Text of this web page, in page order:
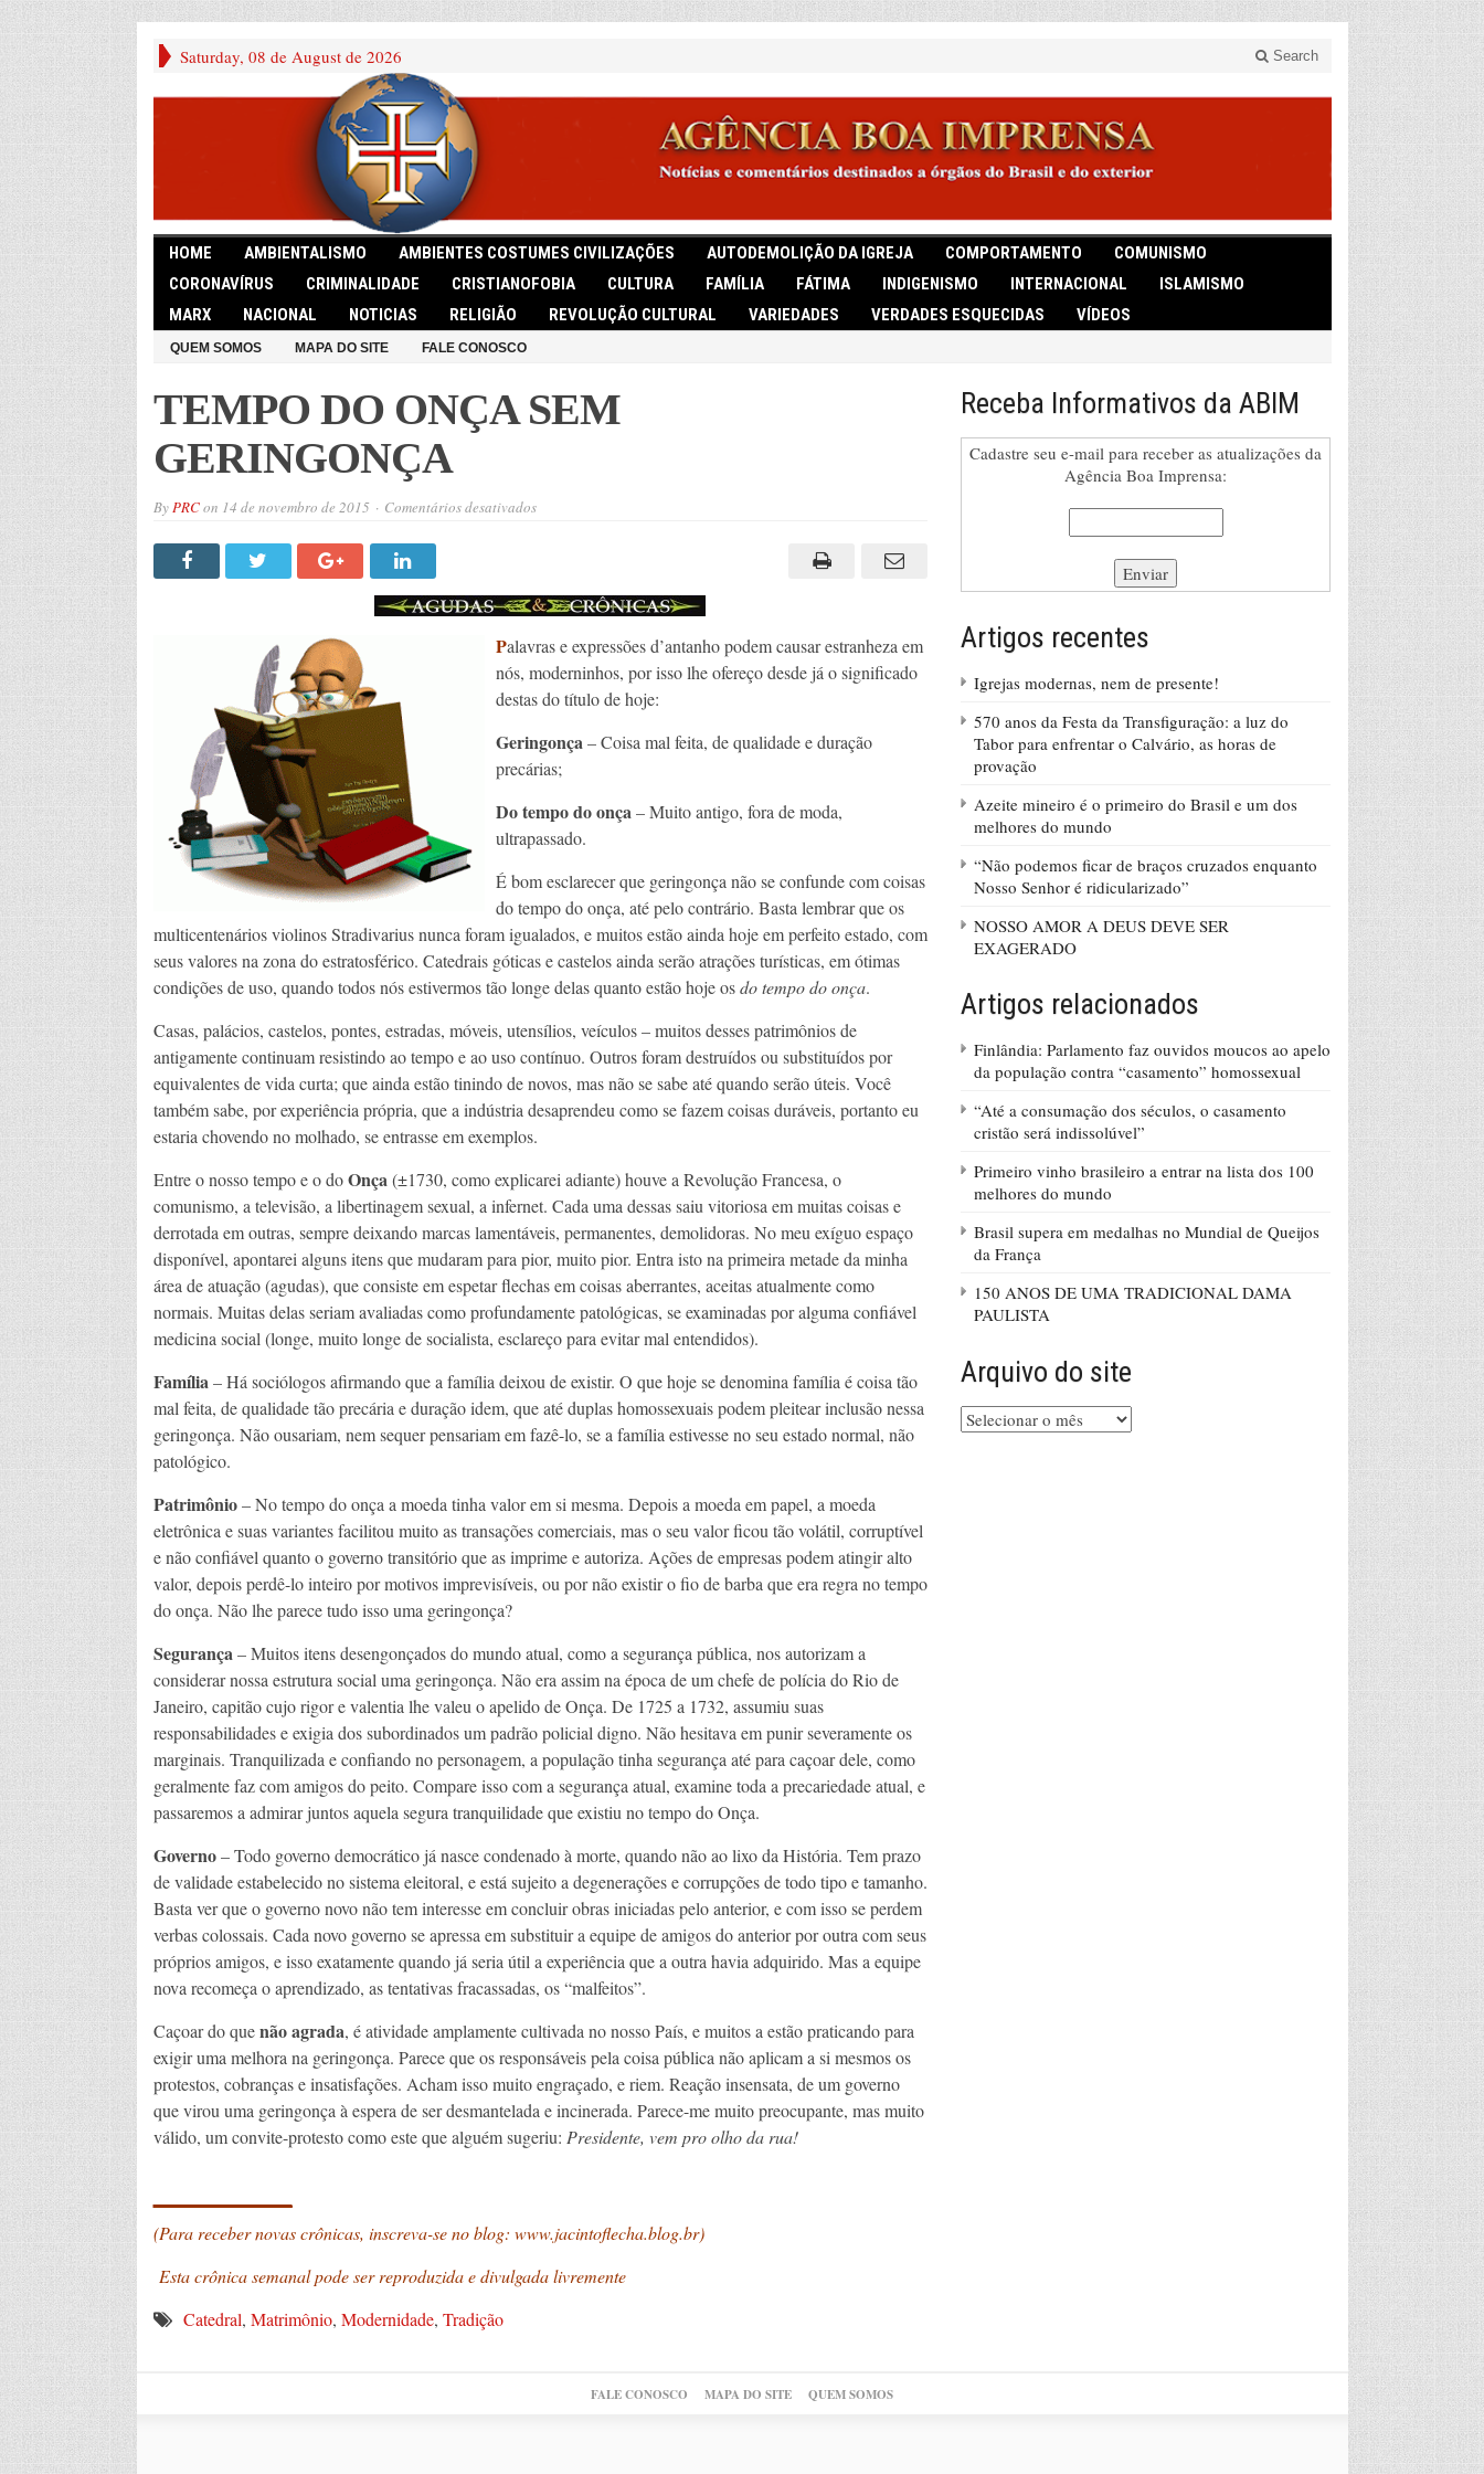
Saturday, 08 de August de 2026 Search
HOME AMBIENTALISMO AMBIENTES COSTUMES CIVILIZAÇÕES AUTODEMOLIÇÃO DA IGREJA COMPORTAMENTO
COMUNISMO
CORONAVÍRUS
CRIMINALIDADE CRISTIANOFOBIA CULTURA FAMÍLIA FÁTIMA INDIGENISMO INTERNACIONAL
ISLAMISMO
MARX
NACIONAL NOTICIAS RELIGIÃO REVOLUÇÃO CULTURAL VARIEDADES VERDADES ESQUECIDAS VÍDEOS
QUEM SOMOS MAPA DO SITE FALE CONOSCO
TEMPO DO ONÇA SEM
GERINGONÇA
ByPRCon 14 de novembro de 2015 Comentários desativadosem
Palavras e expressões d’antanho podem causar estranheza em
nós, moderninhos, por isso lhe ofereço desde já o significado
destas do título de hoje:
Geringonça – Coisa mal feita, de qualidade e duração
precárias;
Do tempo do onça – Muito antigo, fora de moda,
ultrapassado.
É bom esclarecer que geringonça não se confunde com coisas
do tempo do onça, até pelo contrário. Basta lembrar que os
multicentenários violinos Stradivarius nunca foram igualados, e muitos estão ainda hoje em perfeito estado, com
seus valores na zona do estratosférico. Catedrais góticas e castelos ainda serão atrações turísticas, em ótimas
condições de uso, quando todos nós estivermos tão longe delas quanto estão hoje osdo tempo do onça.
Casas, palácios, castelos, pontes, estradas, móveis, utensílios, veículos – muitos desses patrimônios de
antigamente continuam resistindo ao tempo e ao uso contínuo. Outros foram destruídos ou substituídos por
equivalentes de vida curta; que ainda estão tinindo de novos, mas não se sabe até quando serão úteis. Você
também sabe, por experiência própria, que a indústria desaprendeu como se fazem coisas duráveis, portanto eu
estaria chovendo no molhado, se entrasse em exemplos.
Entre o nosso tempo e o doOnça (±1730, como explicarei adiante) houve a Revolução Francesa, o
comunismo, a televisão, a libertinagem sexual, a infernet. Cada uma dessas saiu vitoriosa em muitas coisas e
derrotada em outras, sempre deixando marcas lamentáveis, permanentes, demolidoras. No meu exíguo espaço
disponível, apontarei alguns itens que mudaram para pior, muito pior. Entra isto na primeira metade da minha
área de atuação (agudas), que consiste em espetar flechas em coisas aberrantes, aceitas atualmente como
normais. Muitas delas seriam avaliadas como profundamente patológicas, se examinadas por alguma confiável
medicina social (longe, muito longe de socialista, esclareço para evitar mal entendidos).
Família – Há sociólogos afirmando que a família deixou de existir. O que hoje se denomina família é coisa tão
mal feita, de qualidade tão precária e duração idem, que até duplas homossexuais podem pleitear inclusão nessa
geringonça. Não ousariam, nem sequer pensariam em fazê-lo, se a família estivesse no seu estado normal, não
patológico.
Patrimônio– No tempo do onça a moeda tinha valor em si mesma. Depois a moeda em papel, a moeda
eletrônica e suas variantes facilitou muito as transações comerciais, mas o seu valor ficou tão volátil, corruptível
e não confiável quanto o governo transitório que as imprime e autoriza. Ações de empresas podem atingir alto
valor, depois perdê-lo inteiro por motivos imprevisíveis, ou por não existir o fio de barba que era regra no tempo
do onça. Não lhe parece tudo isso uma geringonça?
Segurança – Muitos itens desengonçados do mundo atual, como a segurança pública, nos autorizam a
considerar nossa estrutura social uma geringonça. Não era assim na época de um chefe de polícia do Rio de
Janeiro, capitão cujo rigor e valentia lhe valeu o apelido de Onça. De 1725 a 1732, assumiu suas
responsabilidades e exigia dos subordinados um padrão policial digno. Não hesitava em punir severamente os
marginais. Tranquilizada e confiando no personagem, a população tinha segurança até para caçoar dele, como
geralmente faz com amigos do peito. Compare isso com a segurança atual, examine toda a precariedade atual, e
passaremos a admirar juntos aquela segura tranquilidade que existiu no tempo do Onça.
Governo– Todo governo democrático já nasce condenado à morte, quando não ao lixo da História. Tem prazo
de validade estabelecido no sistema eleitoral, e está sujeito a degenerações e corrupções de todo tipo e tamanho.
Basta ver que o governo novo não tem interesse em concluir obras iniciadas pelo anterior, e com isso se perdem
verbas colossais. Cada novo governo se apressa em substituir a equipe de amigos do anterior por outra com seus
próprios amigos, e isso exatamente quando já seria útil a experiência que a outra havia adquirido. Mas a equipe
nova recomeça o aprendizado, as tentativas fracassadas, os “malfeitos”.
Caçoar do quenão agrada, é atividade amplamente cultivada no nosso País, e muitos a estão praticando para
exigir uma melhora na geringonça. Parece que os responsáveis pela coisa pública não aplicam a si mesmos os
protestos, cobranças e insatisfações. Acham isso muito engraçado, e riem. Reação insensata, de um governo
que virou uma geringonça à espera de ser desmantelada e incinerada. Parece-me muito preocupante, mas muito
válido, um convite-protesto como este que alguém sugeriu: Presidente, vem pro olho da rua!
(Para receber novas crônicas, inscreva-se no blog: www.jacintoflecha.blog.br)
Esta crônica semanal pode ser reproduzida e divulgada livremente
Catedral, Matrimônio, Modernidade, Tradição
Receba Informativos da ABIM
Cadastre seu e-mail para receber as atualizações da
Agência Boa Imprensa:
Artigos recentes
Igrejas modernas, nem de presente!
570 anos da Festa da Transfiguração: a luz do
Tabor para enfrentar o Calvário, as horas de
provação
Azeite mineiro é o primeiro do Brasil e um dos
melhores do mundo
“Não podemos ficar de braços cruzados enquanto
Nosso Senhor é ridicularizado”
NOSSO AMOR A DEUS DEVE SER
EXAGERADO
Artigos relacionados
Finlândia: Parlamento faz ouvidos moucos ao apelo
da população contra “casamento” homossexual
“Até a consumação dos séculos, o casamento
cristão será indissolúvel”
Primeiro vinho brasileiro a entrar na lista dos 100
melhores do mundo
Brasil supera em medalhas no Mundial de Queijos
da França
150 ANOS DE UMA TRADICIONAL DAMA
PAULISTA
Arquivo do site
Arquivo
do
FALE CONOSCO MAPA DO SITE QUEM SOMOS